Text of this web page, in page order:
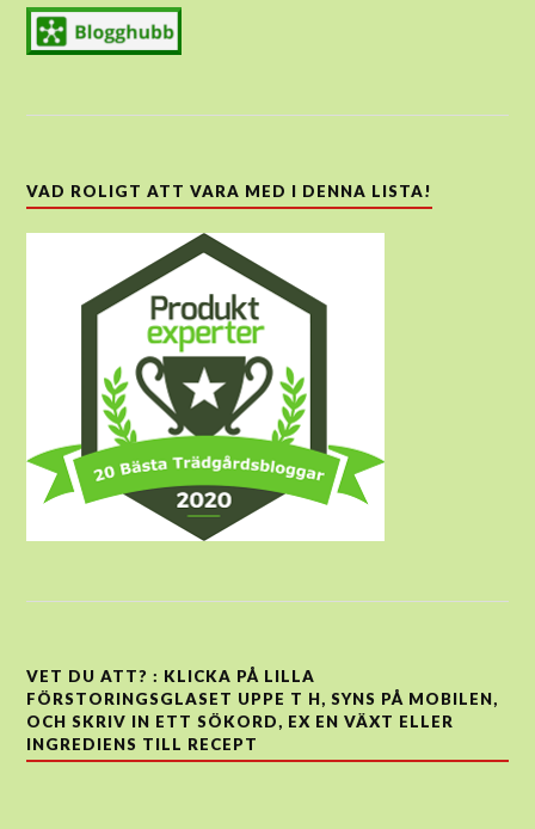
VAD ROLIGT ATT VARA MED I DENNA LISTA!
VET DU ATT? : KLICKA PÅ LILLA
FÖRSTORINGSGLASET UPPE T H, SYNS PÅ MOBILEN,
OCH SKRIV IN ETT SÖKORD, EX EN VÄXT ELLER
INGREDIENS TILL RECEPT